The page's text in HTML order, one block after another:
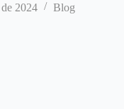
2024 Blog